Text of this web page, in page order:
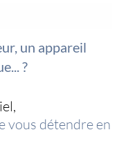
un appareil
?
vous détendre en